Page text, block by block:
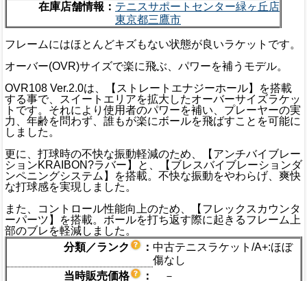
在庫店舗情報： テニスサポートセンター緑ヶ丘店
東京都三鷹市
フレームにはほとんどキズもない状態が良いラケットです。
オーバー(OVR)サイズで楽に飛ぶ、パワーを補うモデル。
OVR108 Ver.2.0は、【ストレートエナジーホール】を搭載
する事で、スイートエリアを拡大したオーバーサイズラケッ
トです。それにより使用者のパワーを補い、プレーヤーの実
力、年齢を問わず、誰もが楽にボールを飛ばすことを可能に
しました。
更に、打球時の不快な振動軽減のため、【アンチバイブレー
ションKRAIBON?ラバー】と、【ブレスバイブレーションダ
ンペニングシステム】を搭載。不快な振動をやわらげ、爽快
な打球感を実現しました。
また、コントロール性能向上のため、【フレックスカウンタ
ーパーツ】を搭載。ボールを打ち返す際に起きるフレーム上
部のブレを軽減しました。
分類／ランク
： 中古テニスラケット/A+:ほぼ
傷なし
当時販売価格
：
－